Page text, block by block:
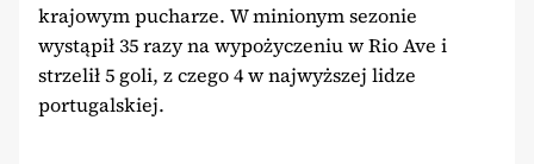
krajowym pucharze. W minionym sezonie
wystąpił 35 razy na wypożyczeniu w Rio Ave i
strzelił 5 goli, z czego 4 w najwyższej lidze
portugalskiej.